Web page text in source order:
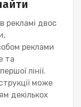
рекламі двос
реклами
та
лінії.
може
декількох